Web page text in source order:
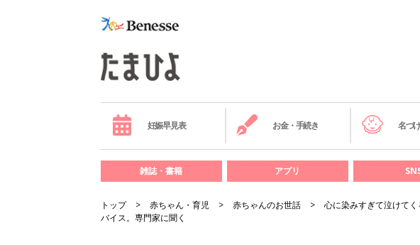
妊娠早見表 お金・手続き 名づ
雑誌・書籍 アプリ
トップ 赤ちゃん・育児 赤ちゃんのお世話
心に染みすぎて泣けて
バイス。専門家に聞く